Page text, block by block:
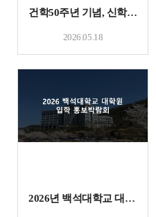
건학50주년 기념, 신학대학원(야간) 진리축전
2026.05.18
2026년 백석대학교 대학원 입학 홍보박람회